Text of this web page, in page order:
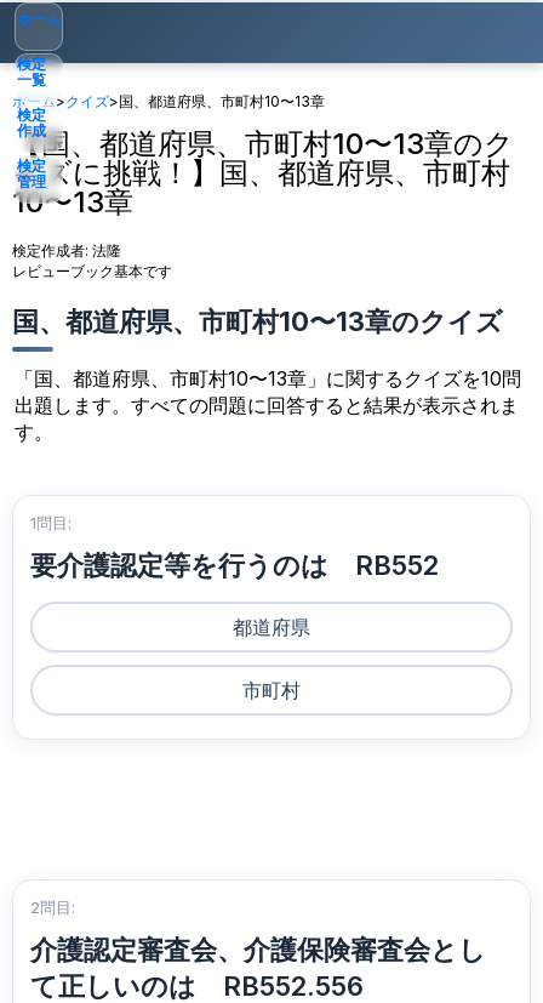
ホーム
検定
一覧
検定
作成
検定
管理
ホーム>クイズ>国、都道府県、市町村10〜13章
【国、都道府県、市町村10〜13章のク
イズに挑戦！】国、都道府県、市町村
10〜13章
検定作成者: 法隆
レビューブック基本です
国、都道府県、市町村10〜13章のクイズ
「国、都道府県、市町村10〜13章」に関するクイズを10問
出題します。すべての問題に回答すると結果が表示されま
す。
1問目:
要介護認定等を行うのは RB552
都道府県
市町村
2問目:
介護認定審査会、介護保険審査会とし
て正しいのは RB552.556